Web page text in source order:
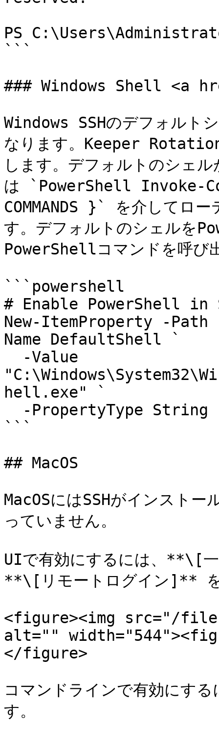
PS
```
### Windows Shell <a
Windows SSHのデフォルト
なります。Keeper
します。デフォルトのシェ
は `PowerShell Invoke-
COMMANDS }` を介してロ
す。デフォルトのシェルを
PowerShellコマンドを呼び
```powershell
# Enable PowerShell in
New-ItemProperty -Path
Name DefaultShell `
hell.exe" `
```
## MacOS
MacOSにはSSHがインスト
っていません。
UIで有効にするには、
**\[リモートログイン]** を
<figure><img src="/files/
alt=""
</figure>
コマンドラインで有効にす
す。